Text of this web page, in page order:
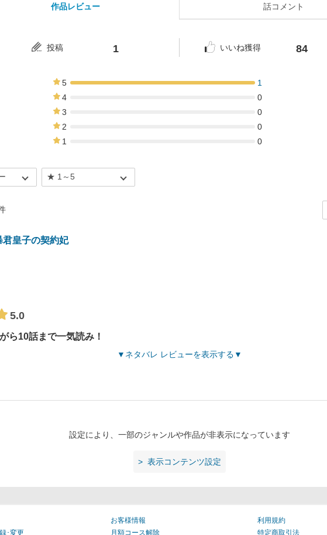
作品レビュー 話コメント
投稿 1 いいね獲得 84
5
1
4
0
3
0
2
0
1
0
君皇子の契約妃
5.0
ら10話まで一気読み！
ネタバレ レビューを表示する
設定により、一部のジャンルや作品が非表示になっています
表示コンテンツ設定
･変更
お客様情報
月額コース解除
利用規約
特定商取引法